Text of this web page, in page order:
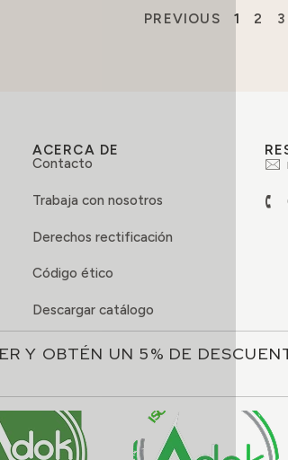
PREVIOUS 1 2 3
ACERCA DE
Contacto
Trabaja con nosotros
Derechos rectificación
Código ético
Descargar catálogo
Y OBTÉN UN 5% DE